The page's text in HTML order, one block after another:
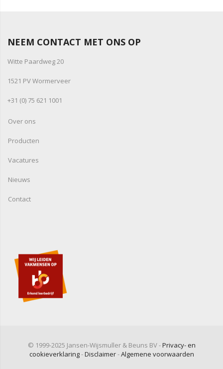
NEEM CONTACT MET ONS OP
Witte Paardweg 20
1521 PV Wormerveer
+31 (0) 75 621 1001
Over ons
Producten
Vacatures
Nieuws
Contact
© 1999-2025 Jansen-Wijsmuller & Beuns BV -Privacy- en
cookieverklaring-Disclaimer-Algemene voorwaarden